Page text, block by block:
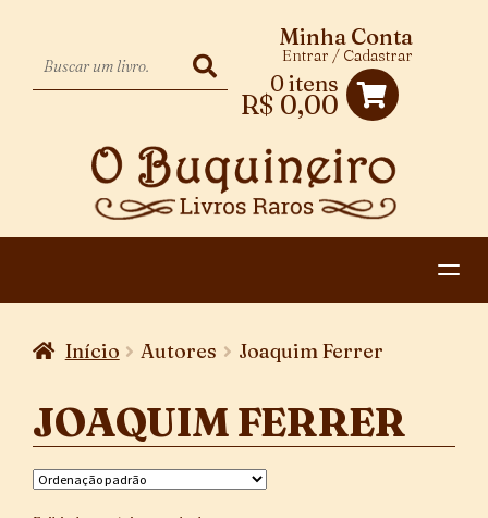
0 itens
R$ 0,00
Minha Conta
Entrar / Cadastrar
DESCENDENTE
PAGAMENTO E ENTREGA
Início Autores Joaquim Ferrer
JOAQUIM FERRER